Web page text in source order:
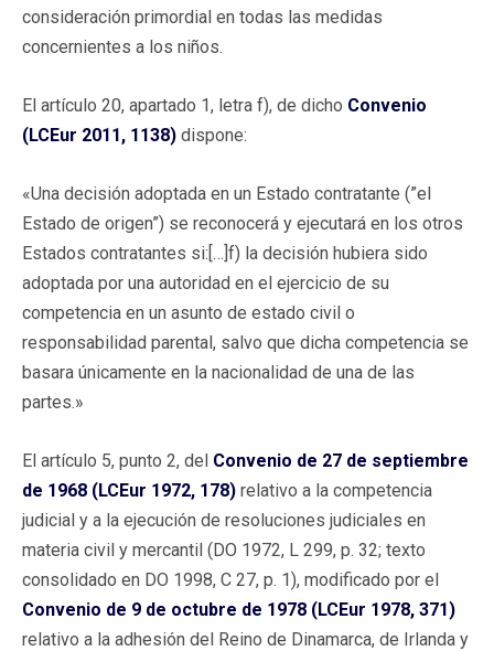
consideración primordial en todas las medidas
concernientes a los niños.
El artículo 20, apartado 1, letra f), de dicho Convenio
(LCEur 2011, 1138) dispone:
«Una decisión adoptada en un Estado contratante (”el
Estado de origen”) se reconocerá y ejecutará en los otros
Estados contratantes si:[…]f) la decisión hubiera sido
adoptada por una autoridad en el ejercicio de su
competencia en un asunto de estado civil o
responsabilidad parental, salvo que dicha competencia se
basara únicamente en la nacionalidad de una de las
partes.»
El artículo 5, punto 2, del Convenio de 27 de septiembre
de 1968 (LCEur 1972, 178) relativo a la competencia
judicial y a la ejecución de resoluciones judiciales en
materia civil y mercantil (DO 1972, L 299, p. 32; texto
consolidado en DO 1998, C 27, p. 1), modificado por el
Convenio de 9 de octubre de 1978 (LCEur 1978, 371)
relativo a la adhesión del Reino de Dinamarca, de Irlanda y